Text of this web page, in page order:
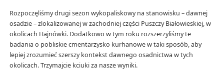
Rozpoczęliśmy drugi sezon wykopaliskowy na stanowisku – dawnej
osadzie – zlokalizowanej w zachodniej części Puszczy Białowieskiej, w
okolicach Hajnówki. Dodatkowo w tym roku rozszerzyliśmy te
badania o pobliskie cmentarzysko kurhanowe w taki sposób, aby
lepiej zrozumieć szerszy kontekst dawnego osadnictwa w tych
okolicach. Trzymajcie kciuki za nasze wyniki.